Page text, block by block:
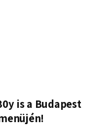
is a Budapest